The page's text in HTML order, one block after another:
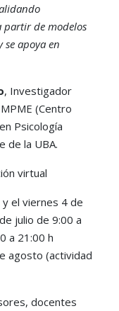
partir de modelos
apoya en
, Investigador
(Centro
Psicología
de la UBA.
virtual
el viernes 4 de
julio de 9:00 a
a 21:00 h
agosto (actividad
docentes